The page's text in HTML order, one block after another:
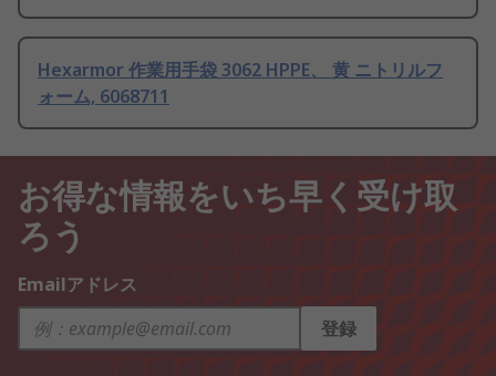
Hexarmor 作業用手袋 3062 HPPE、 黄 ニトリルフ
ォーム, 6068711
お得な情報をいち早く受け取
ろう
Emailアドレス
登録